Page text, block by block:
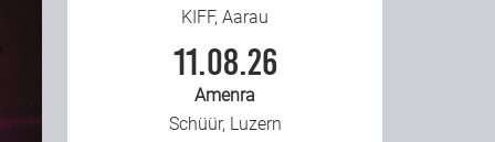
KIFF, Aarau
11.08.26
Amenra
Schüür, Luzern